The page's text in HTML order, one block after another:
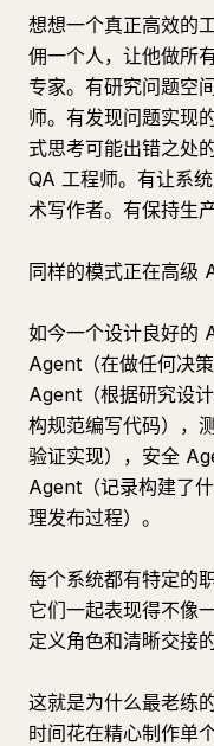
想想一个真正高效的
佣一个人，让他做所
专家。有研究问题空
师。有发现问题实现
式思考可能出错之处
QA 工程师。有让系
术写作者。有保持生
同样的模式正在高级
如今一个设计良好的
Agent（在做任何决
Agent（根据研究设
构规范编写代码），
验证实现），安全
Agent（记录构建了
理发布过程）。
每个系统都有特定的
它们一起表现得不像
定义角色和清晰交接
这就是为什么最老练
时间花在精心制作单